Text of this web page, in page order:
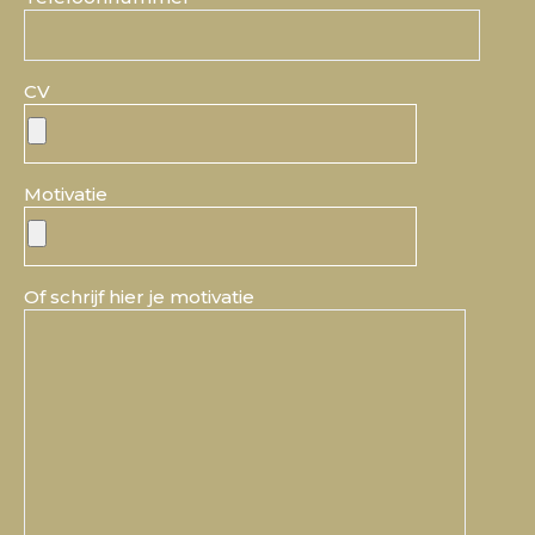
CV
Motivatie
Of schrijf hier je motivatie